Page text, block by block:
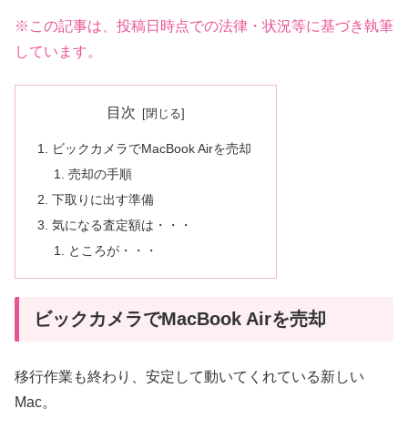
※この記事は、投稿日時点での法律・状況等に基づき執筆
しています。
目次
ビックカメラでMacBook Airを売却
売却の手順
下取りに出す準備
気になる査定額は・・・
ところが・・・
ビックカメラでMacBook Airを売却
移行作業も終わり、安定して動いてくれている新しい
Mac。